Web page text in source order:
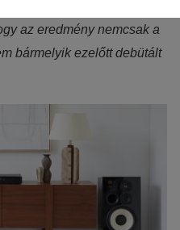
az eredmény nemcsak a
bármelyik ezelőtt debütált
megtekinteni.
tudjuk weboldalunkat
segítségével, amely
személyes adatok közül.
a felhasználót számára